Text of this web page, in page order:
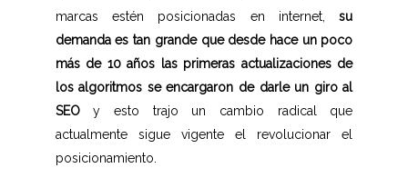
marcas estén posicionadas en internet,su
demanda es tan grande que desde hace un poco
más de 10 años las primeras actualizaciones de
los algoritmos se encargaron de darle un giro al
SEOy esto trajo un cambio radical que
actualmente sigue vigente el revolucionar el
posicionamiento.